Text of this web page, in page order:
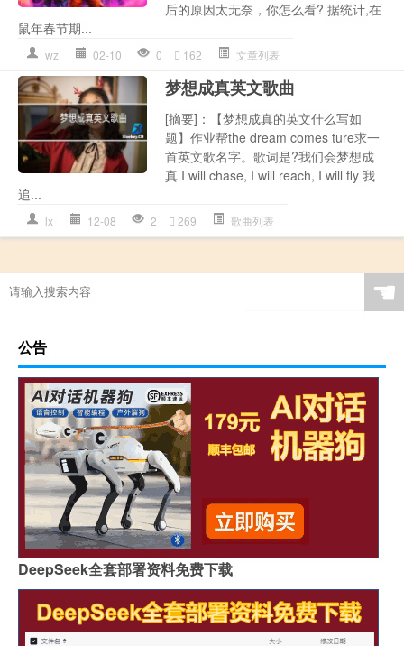
后的原因太无奈，你怎么看? 据统计,在
鼠年春节期...
wz 02-10 0 162 文章列表
梦想成真英文歌曲
[摘要]：【梦想成真的英文什么写如
题】作业帮the dream comes ture求一
首英文歌名字。歌词是?我们会梦想成
真 I will chase, I will reach, I will fly 我
追...
lx 12-08 2 269 歌曲列表
☚
公告
DeepSeek全套部署资料免费下载